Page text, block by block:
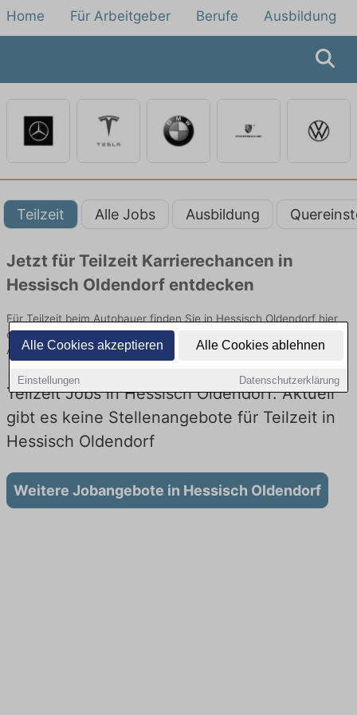
Alle Cookies akzeptieren Alle Cookies ablehnen
Einstellungen Datenschutzerklärung
Home Für Arbeitgeber Berufe Ausbildung
Teilzeit Alle Jobs Ausbildung
Jetzt für Teilzeit Karrierechancen in
Hessisch Oldendorf entdecken
Für Teilzeit beim Autobauer finden Sie in Hessisch Oldendorf hier
die aktuellsten Angebote. Entdecken Sie freie Optionen von Top-
Arbeitgebern und bewerben Sie sich noch heute.
Teilzeit Jobs in Hessisch Oldendorf: Aktuell
gibt es keine Stellenangebote für Teilzeit in
Hessisch Oldendorf
Weitere Jobangebote in Hessisch Oldendorf